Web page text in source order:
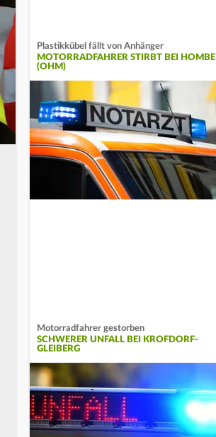
Plastikkübel fällt von Anhänger
MOTORRADFAHRER STIRBT BEI
(OHM)
Motorradfahrer gestorben
SCHWERER UNFALL BEI KROFDORF-
GLEIBERG